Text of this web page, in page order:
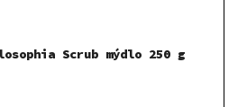
Scrub mýdlo 250 g